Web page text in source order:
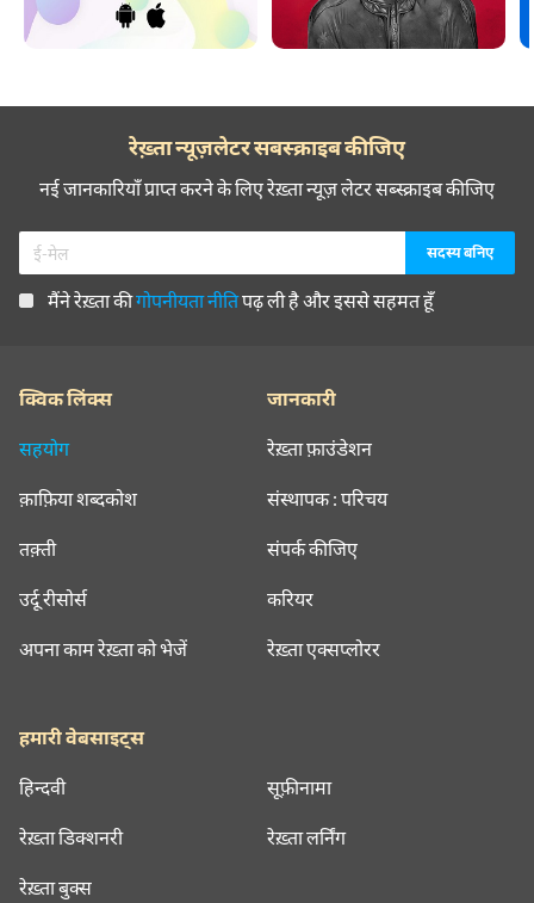
रेख़्ता न्यूज़लेटर सबस्क्राइब कीजिए
नई जानकारियाँ प्राप्त करने के लिए रेख़्ता न्यूज़ लेटर सब्स्क्राइब कीजिए
मैंने रेख़्ता कीगोपनीयता नीतिपढ़ ली है और इससे सहमत हूँ
क्विक लिंक्स
सहयोग
क़ाफ़िया शब्दकोश
तक़्ती
उर्दू रीसोर्स
अपना काम रेख़्ता को भेजें
जानकारी
रेख़्ता फ़ाउंडेशन
संस्थापक : परिचय
संपर्क कीजिए
करियर
रेख़्ता एक्सप्लोरर
हमारी वेबसाइट्स
हिन्दवी सूफ़ीनामा
रेख़्ता डिक्शनरी रेख़्ता लर्निंग
रेख़्ता बुक्स